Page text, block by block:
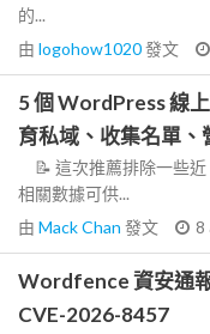
的...
由 logohow1020發文
5 個 WordPress 線
育私域、收集名單
📝 這次推薦排除一些近
相關數據可供...
由 Mack Chan 發文 8
Wordfence 資安通
CVE-2026-8457